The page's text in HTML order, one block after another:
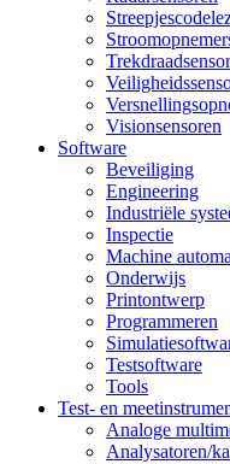
Visionsensoren
Software
Beveiliging
Engineering
Industriële
Inspectie
Machine
Onderwijs
Printontwerp
Programmeren
Testsoftware
Tools
Test- en
Analoge
Analysatoren/